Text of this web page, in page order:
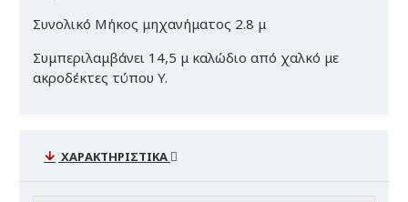
Συνολικό Μήκος μηχανήματος 2.8 μ
Συμπεριλαμβάνει 14,5 μ καλώδιο από χαλκό με
ακροδέκτες τύπου Y.
ΧΑΡΑΚΤΗΡΙΣΤΙΚΆ